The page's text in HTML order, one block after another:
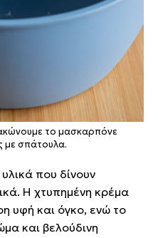
το μασκαρπόνε
με σπάτουλα.
που δίνουν
Η χτυπημένη κρέμα
υφή και όγκο, ενώ το
και βελούδινη